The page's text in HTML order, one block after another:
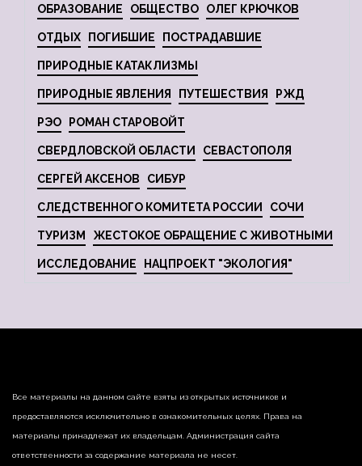
ОБРАЗОВАНИЕ ОБЩЕСТВО ОЛЕГ КРЮЧКОВ
ОТДЫХ ПОГИБШИЕ ПОСТРАДАВШИЕ
ПРИРОДНЫЕ КАТАКЛИЗМЫ
ПРИРОДНЫЕ ЯВЛЕНИЯ ПУТЕШЕСТВИЯ РЖД
РЭО РОМАН СТАРОВОЙТ
СВЕРДЛОВСКОЙ ОБЛАСТИ СЕВАСТОПОЛЯ
СЕРГЕЙ АКСЕНОВ СИБУР
СЛЕДСТВЕННОГО КОМИТЕТА РОССИИ СОЧИ
ТУРИЗМ ЖЕСТОКОЕ ОБРАЩЕНИЕ С ЖИВОТНЫМИ
ИССЛЕДОВАНИЕ НАЦПРОЕКТ "ЭКОЛОГИЯ"
Все материалы на данном сайте взяты из открытых источников и
предоставляются исключительно в ознакомительных целях. Права на
материалы принадлежат их владельцам. Администрация сайта
ответственности за содержание материала не несет.